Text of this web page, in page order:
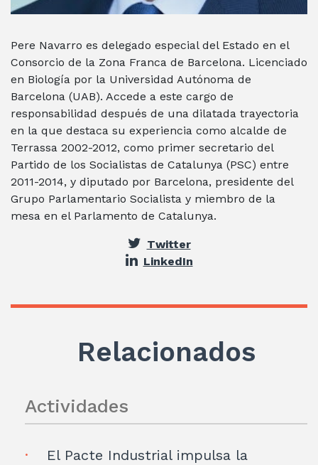
Pere Navarro es delegado especial del Estado en el
Consorcio de la Zona Franca de Barcelona. Licenciado
en Biología por la Universidad Autónoma de
Barcelona (UAB). Accede a este cargo de
responsabilidad después de una dilatada trayectoria
en la que destaca su experiencia como alcalde de
Terrassa 2002-2012, como primer secretario del
Partido de los Socialistas de Catalunya (PSC) entre
2011-2014, y diputado por Barcelona, presidente del
Grupo Parlamentario Socialista y miembro de la
mesa en el Parlamento de Catalunya.
Twitter
LinkedIn
Relacionados
Actividades
El Pacte Industrial impulsa la